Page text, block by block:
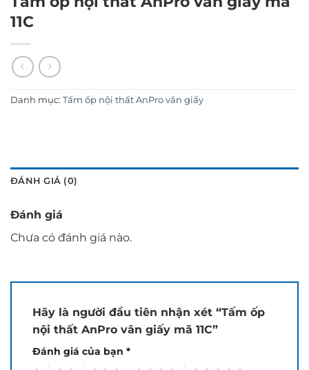
11C
Danh mục: Tấm ốp nội thất AnPro vân giấy
ĐÁNH GIÁ (0)
Đánh giá
Chưa có đánh giá nào.
Hãy là người đầu tiên nhận xét “Tấm ốp
nội thất AnPro vân giấy mã 11C”
Đánh giá của bạn *